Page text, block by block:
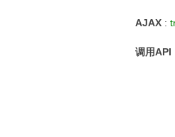
AJAX :
调用API